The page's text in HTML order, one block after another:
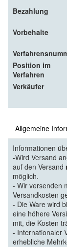
Bezahlung
Vorbehalte
Position im
Verfahren
Verkäufer
Allgemeine
Informationen
-Wird Versand
auf den Versand
möglich.
- Wir versenden
Versandkosten
- Die Ware wird
eine höhere
mit, die Kosten
- Internationaler
erhebliche